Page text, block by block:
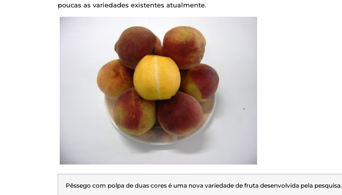
poucas as variedades existentes atualmente.
Pêssego com polpa de duas cores é uma nova variedade de fruta desenvolvida pela pesquisa.